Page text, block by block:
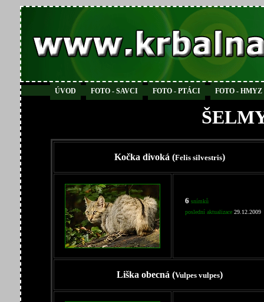
ÚVOD FOTO - SAVCI FOTO - PTÁCI FOTO - HMYZ
Kočka divoká (Felis silvestris)
6 snímků
poslední aktualizace 29.12.2009
Liška obecná (Vulpes vulpes)